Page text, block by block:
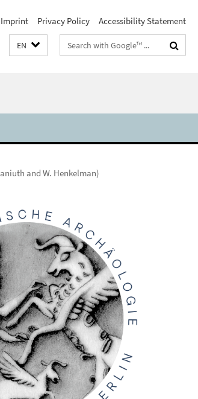
Imprint Privacy Policy Accessibility Statement
EN
Search
terms
and W. Henkelman)